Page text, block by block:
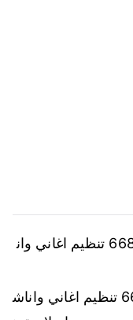
دي جي اسلامي الفروانية 66875552 تنظيم اغاني وان
دي جي اسلامي المهبولة 66875552 تنظيم اغاني واناش